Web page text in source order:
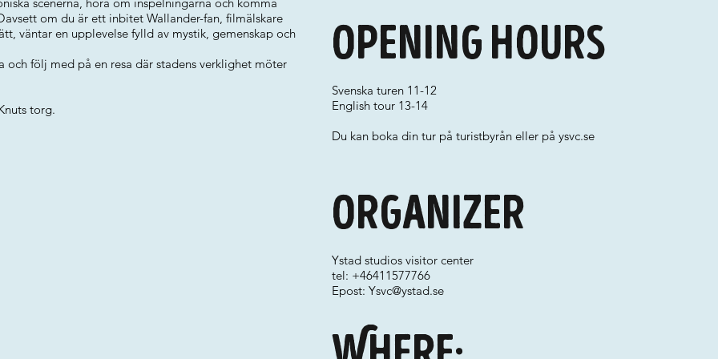
om du är ett inbitet Wallander-fan, filmälskare
väntar en upplevelse fylld av mystik, gemenskap och
och följ med på en resa där stadens verklighet möter
torg.
Organizer
Ystad studios visitor center
tel: +46411577766
Epost: Ysvc@ystad.se
Opening hours
Svenska turen 11-12
English tour 13-14
Du kan boka din tur på turistbyrån eller på ysvc.se